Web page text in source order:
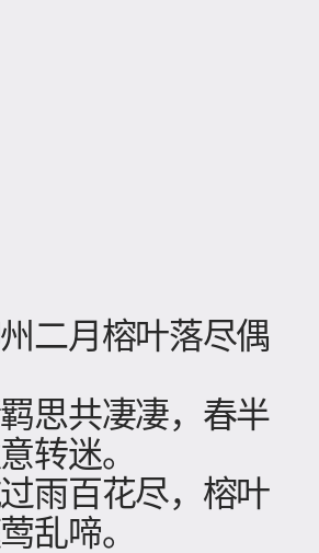
州二月榕叶落尽偶
思共凄凄，春半
转迷。
雨百花尽，榕叶
乱啼。